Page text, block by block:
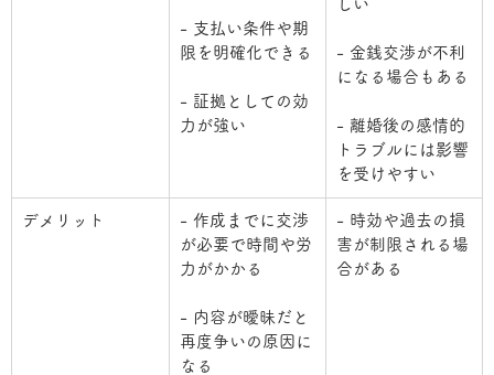
- 支払い条件や期
限を明確化できる
- 証拠としての効
力が強い
しい
- 金銭交渉が不利
になる場合もある
- 離婚後の感情的
トラブルには影響
を受けやすい
デメリット
- 作成までに交渉
が必要で時間や労
力がかかる
- 内容が曖昧だと
再度争いの原因に
なる
- 時効や過去の損
害が制限される場
合がある